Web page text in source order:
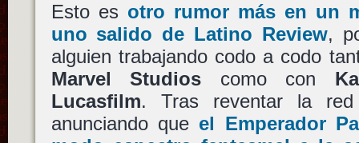
Esto es otro rumor más en un
uno salido de Latino Review,
alguien trabajando codo a codo
Marvel Studios como con
Lucasfilm. Tras reventar la red
anunciando que el Emperador